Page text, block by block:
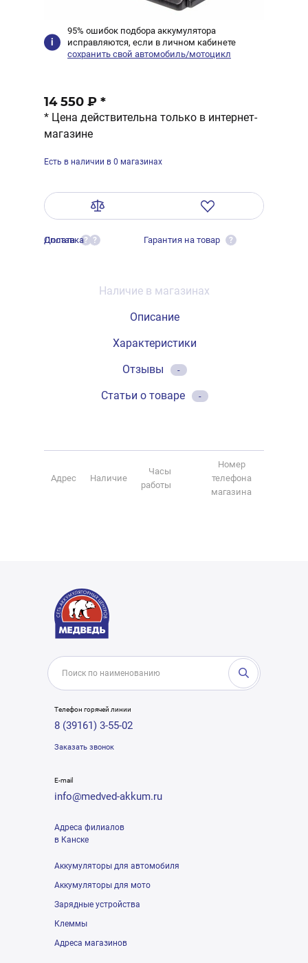
95% ошибок подбора аккумулятора
исправляются, если в личном кабинете
сохранить свой автомобиль/мотоцикл
14 550 ₽ *
* Цена действительна только в интернет-
магазине
Есть в наличии в 0 магазинах
Оплата ?
Доставка ? Гарантия на товар ?
Наличие в магазинах
Описание
Характеристики
Отзывы
-
Статьи о товаре -
Адрес Наличие
Часы
работы
Номер
телефона
магазина
Телефон горячей линии
8 (39161) 3-55-02
Заказать звонок
E-mail
info@medved-akkum.ru
Адреса филиалов
в Канске
Аккумуляторы для автомобиля
Аккумуляторы для мото
Зарядные устройства
Клеммы
Адреса магазинов